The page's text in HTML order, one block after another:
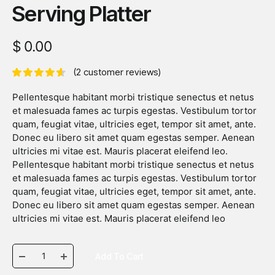
Serving Platter
$ 0.00
(2 customer reviews)
Pellentesque habitant morbi tristique senectus et netus
et malesuada fames ac turpis egestas. Vestibulum tortor
quam, feugiat vitae, ultricies eget, tempor sit amet, ante.
Donec eu libero sit amet quam egestas semper. Aenean
ultricies mi vitae est. Mauris placerat eleifend leo.
Pellentesque habitant morbi tristique senectus et netus
et malesuada fames ac turpis egestas. Vestibulum tortor
quam, feugiat vitae, ultricies eget, tempor sit amet, ante.
Donec eu libero sit amet quam egestas semper. Aenean
ultricies mi vitae est. Mauris placerat eleifend leo
Serving